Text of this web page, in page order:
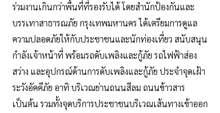
ร่วมงานเกินกว่าพื้นที่ที่รองรับได้ โดยสำนักป้องกันและ
บรรเทาสาธารณภัย กรุงเทพมหานคร ได้เตรียมการดูแล
ความปลอดภัยให้กับประชาชนและนักท่องเที่ยว สนับสนุน
กำลังเจ้าหน้าที่ พร้อมรถดับเพลิงและกู้ภัย รถไฟฟ้าส่อง
สว่าง และอุปกรณ์ด้านการดับเพลิงและกู้ภัย ประจำจุดเฝ้า
ระวังอัคคีภัย อาทิ บริเวณย่านถนนสีลม ถนนข้าวสาร
เป็นต้น รวมทั้งจุดบริการประชาชนบริเวณเส้นทางเข้าออก